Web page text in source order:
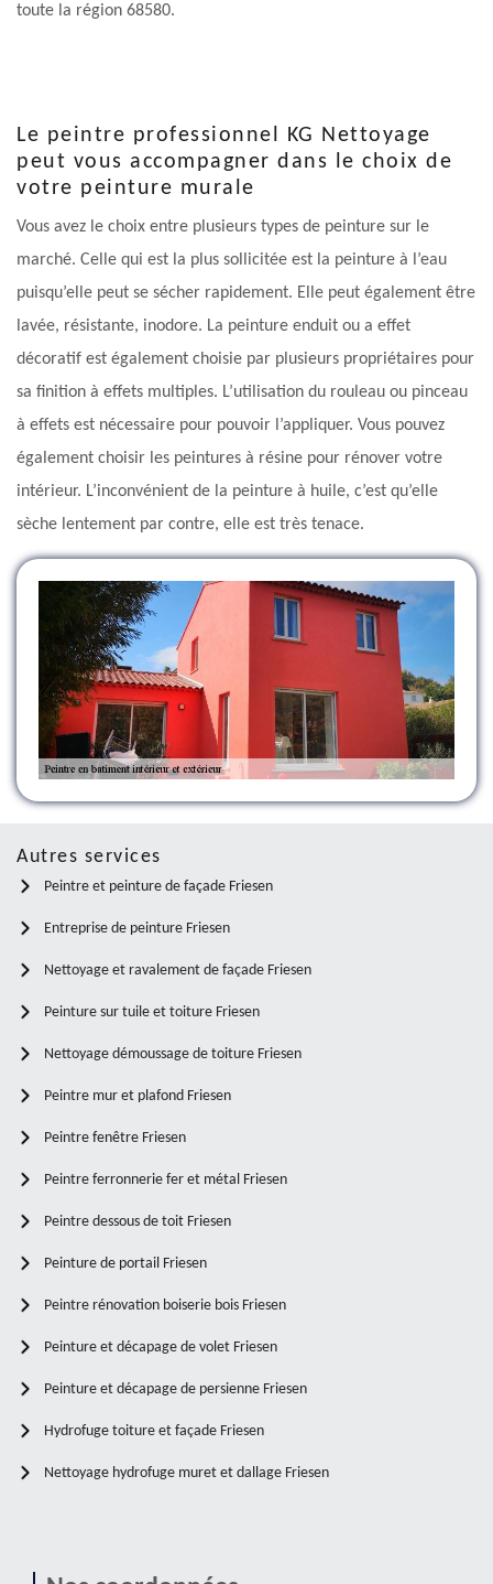
toute la région 68580.
Le peintre professionnel KG Nettoyage
peut vous accompagner dans le choix de
votre peinture murale
Vous avez le choix entre plusieurs types de peinture sur le
marché. Celle qui est la plus sollicitée est la peinture à l’eau
puisqu’elle peut se sécher rapidement. Elle peut également être
lavée, résistante, inodore. La peinture enduit ou a effet
décoratif est également choisie par plusieurs propriétaires pour
sa finition à effets multiples. L’utilisation du rouleau ou pinceau
à effets est nécessaire pour pouvoir l’appliquer. Vous pouvez
également choisir les peintures à résine pour rénover votre
intérieur. L’inconvénient de la peinture à huile, c’est qu’elle
sèche lentement par contre, elle est très tenace.
Autres services
Peintre et peinture de façade Friesen
Entreprise de peinture Friesen
Nettoyage et ravalement de façade Friesen
Peinture sur tuile et toiture Friesen
Nettoyage démoussage de toiture Friesen
Peintre mur et plafond Friesen
Peintre fenêtre Friesen
Peintre ferronnerie fer et métal Friesen
Peintre dessous de toit Friesen
Peinture de portail Friesen
Peintre rénovation boiserie bois Friesen
Peinture et décapage de volet Friesen
Peinture et décapage de persienne Friesen
Hydrofuge toiture et façade Friesen
Nettoyage hydrofuge muret et dallage Friesen